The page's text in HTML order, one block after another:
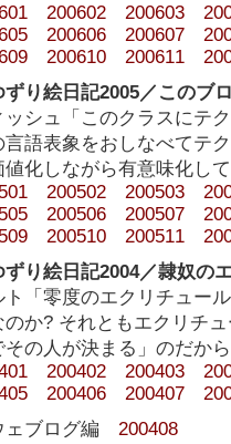
200602 200603
200606 200607
200610 200611
ずり絵日記2005／このブ
ッシュ「このクラスにテ
言語表象をおしなべてテ
値化しながら有意味化し
200502 200503
200506 200507
200510 200511
ずり絵日記2004／隷奴の
ト「零度のエクリチュー
のか? それともエクリチ
その人が決まる」のだか
200402 200403
200406 200407
ェブログ編 200408